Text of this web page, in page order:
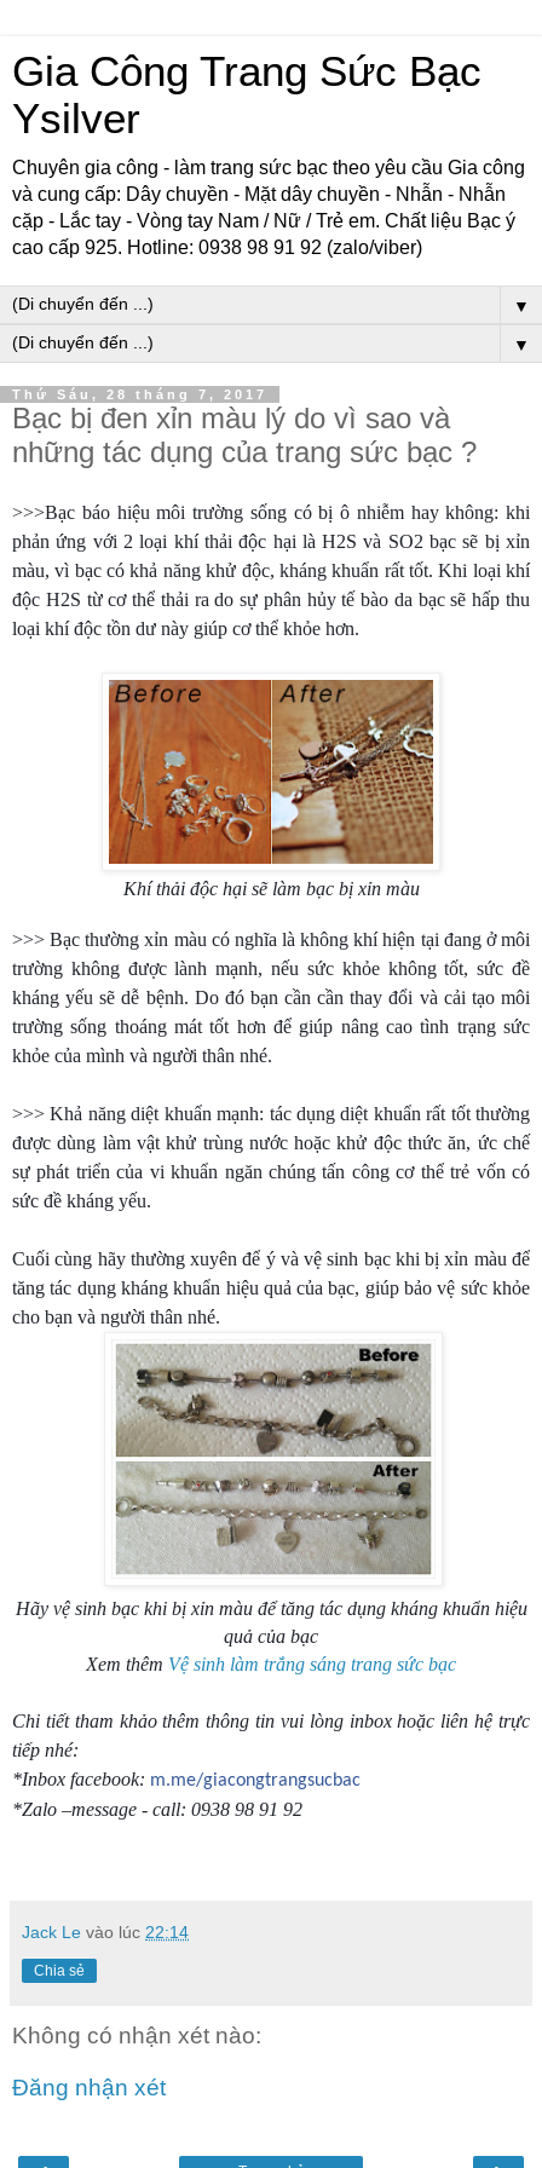
Gia Công Trang Sức Bạc
Ysilver
Chuyên gia công - làm trang sức bạc theo yêu cầu Gia công
và cung cấp: Dây chuyền - Mặt dây chuyền - Nhẫn - Nhẫn
cặp - Lắc tay - Vòng tay Nam / Nữ / Trẻ em. Chất liệu Bạc ý
cao cấp 925. Hotline: 0938 98 91 92 (zalo/viber)
▼
▼
Thứ Sáu, 28 tháng 7, 2017
Bạc bị đen xỉn màu lý do vì sao và
những tác dụng của trang sức bạc ?
>>>Bạc báo hiệu môi trường sống có bị ô nhiễm hay không: khi
phản ứng với 2 loại khí thải độc hại là H2S và SO2 bạc sẽ bị xỉn
màu, vì bạc có khả năng khử độc, kháng khuẩn rất tốt. Khi loại khí
độc H2S từ cơ thể thải ra do sự phân hủy tế bào da bạc sẽ hấp thu
loại khí độc tồn dư này giúp cơ thể khỏe hơn.
Khí thải độc hại sẽ làm bạc bị xỉn màu
>>> Bạc thường xỉn màu có nghĩa là không khí hiện tại đang ở môi
trường không được lành mạnh, nếu sức khỏe không tốt, sức đề
kháng yếu sẽ dễ bệnh. Do đó bạn cần cần thay đổi và cải tạo môi
trường sống thoáng mát tốt hơn để giúp nâng cao tình trạng sức
khỏe của mình và người thân nhé.
>>> Khả năng diệt khuẩn mạnh: tác dụng diệt khuẩn rất tốt thường
được dùng làm vật khử trùng nước hoặc khử độc thức ăn, ức chế
sự phát triển của vi khuẩn ngăn chúng tấn công cơ thể trẻ vốn có
sức đề kháng yếu.
Cuối cùng hãy thường xuyên để ý và vệ sinh bạc khi bị xỉn màu để
tăng tác dụng kháng khuẩn hiệu quả của bạc, giúp bảo vệ sức khỏe
cho bạn và người thân nhé.
Hãy vệ sinh bạc khi bị xỉn màu để tăng tác dụng kháng khuẩn hiệu
quả của bạc
Xem thêm Vệ sinh làm trắng sáng trang sức bạc
Chi tiết tham khảo thêm thông tin vui lòng inbox hoặc liên hệ trực
tiếp nhé:
*Inbox facebook: m.me/giacongtrangsucbac
*Zalo –message - call: 0938 98 91 92
Jack Le vào lúc 22:14
Chia sẻ
Không có nhận xét nào:
Đăng nhận xét